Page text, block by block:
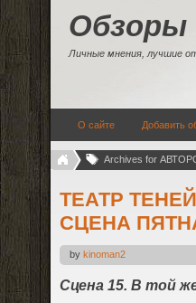
Обзоры
Личные мнения, лучшие
О сайте Добавить
Archives for
ТЕАТР
СЦЕНА
by kinoman2
Cцена 15. В той